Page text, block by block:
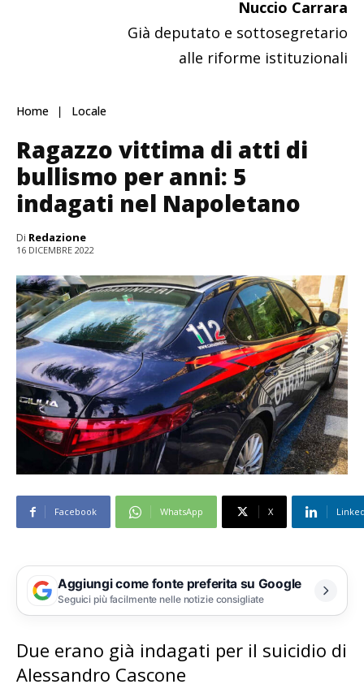
Nuccio Carrara
Già deputato e sottosegretario
alle riforme istituzionali
Home Locale
Ragazzo vittima di atti di
bullismo per anni: 5
indagati nel Napoletano
Di Redazione
16 DICEMBRE 2022
Facebook WhatsApp X
Aggiungi come fonte preferita su Google
Seguici più facilmente nelle notizie consigliate
Due erano già indagati per il suicidio di
Alessandro Cascone